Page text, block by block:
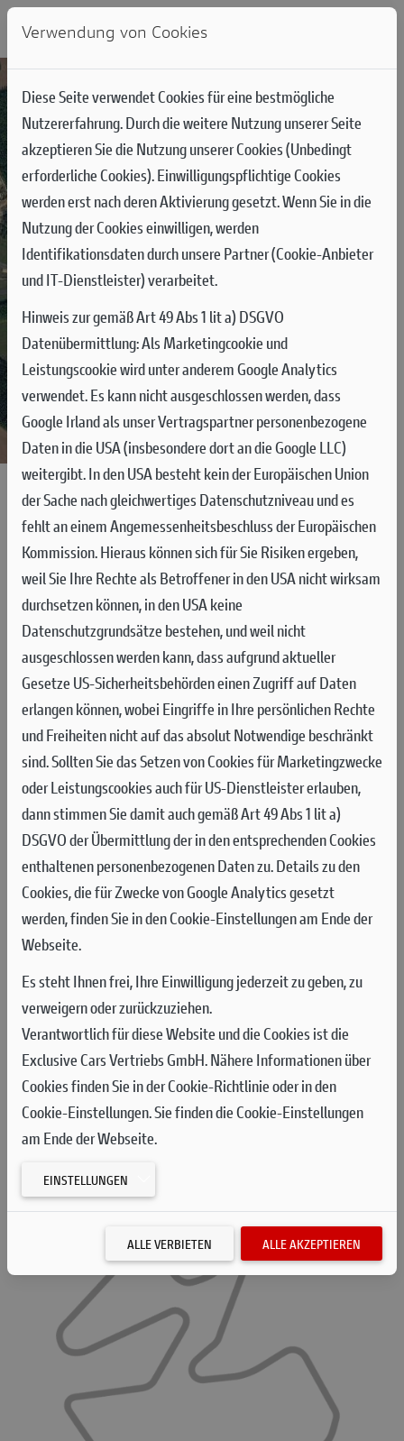
Kurzbefehle Kartendaten 200 m Nutzungsbedingungen
PANNONIARING - UNGARN
Der Pannonia-Ring ist etwa 130 Kilometer südöstlich von
Wien und 50 Kilometer vom Balaton (Plattensee) entfernt
und die meist besuchte Rennstrecke der österreichischen
Motorsportler. Die Region ist bekannt für ihre sanften Hügel,
weiten Felder und traditionellen Dörfer, die typisch für das
westungarische Landschaftsbild sind. Die erste
Herausforderung für Fahrer und Besucher ist die korrekte
Aussprache des Ortsnamens, in dem die Strecke 1996
angesiedelt wurde: Ostffyasszonyfa.
Trotz der ländlichen Lage ist die Strecke verkehrstechnisch gut
angebunden, insbesondere für Besucher aus Österreich, der
Slowakei oder Slowenien. Viele Fans kombinieren ihren
Aufenthalt am Pannonia-Ring mit einem Abstecher zum
Balaton, dem größten Binnensee Mitteleuropas, der nur etwa
eine Autostunde entfernt liegt und zahlreiche
Freizeitmöglichkeiten wie Baden, Segeln oder
Weinverkostungen bietet.
In der Umgebung des Rings findet sich auch das nahegelegene
Sárvár mit seinem Thermalbad, das Erholung und
Entspannung nach einem Motorsport-Event bietet.
Verwendung von Cookies
Diese Seite verwendet Cookies für eine bestmögliche
Nutzererfahrung. Durch die weitere Nutzung unserer Seite
akzeptieren Sie die Nutzung unserer Cookies (Unbedingt
erforderliche Cookies). Einwilligungspflichtige Cookies
werden erst nach deren Aktivierung gesetzt. Wenn Sie in die
Nutzung der Cookies einwilligen, werden
Identifikationsdaten durch unsere Partner (Cookie-Anbieter
und IT-Dienstleister) verarbeitet.
Hinweis zur gemäß Art 49 Abs 1 lit a) DSGVO
Datenübermittlung:Als Marketingcookie und
Leistungscookie wird unter anderem Google Analytics
verwendet. Es kann nicht ausgeschlossen werden, dass
Google Irland als unser Vertragspartner personenbezogene
Daten in die USA (insbesondere dort an die Google LLC)
weitergibt. In den USA besteht kein der Europäischen Union
der Sache nach gleichwertiges Datenschutzniveau und es
fehlt an einem Angemessenheitsbeschluss der Europäischen
Kommission. Hieraus können sich für Sie Risiken ergeben,
weil Sie Ihre Rechte als Betroffener in den USA nicht wirksam
durchsetzen können, in den USA keine
Datenschutzgrundsätze bestehen, und weil nicht
ausgeschlossen werden kann, dass aufgrund aktueller
Gesetze US-Sicherheitsbehörden einen Zugriff auf Daten
erlangen können, wobei Eingriffe in Ihre persönlichen Rechte
und Freiheiten nicht auf das absolut Notwendige beschränkt
sind.Sollten Sie das Setzen von Cookies für Marketingzwecke
oder Leistungscookies auch für US-Dienstleister erlauben,
dann stimmen Sie damit auch gemäß Art 49 Abs 1 lit a)
DSGVO der Übermittlung der in den entsprechenden Cookies
enthaltenen personenbezogenen Daten zu. Details zu den
Cookies, die für Zwecke von Google Analytics gesetzt
werden, finden Sie in den Cookie-Einstellungen am Ende der
Webseite.
Es steht Ihnen frei, Ihre Einwilligung jederzeit zu geben, zu
verweigern oder zurückzuziehen.
Verantwortlich für diese Website und die Cookies ist die
Exclusive Cars Vertriebs GmbH. Nähere Informationen über
Cookies finden Sie in der Cookie-Richtlinie oder in den
Cookie-Einstellungen. Sie finden die Cookie-Einstellungen
am Ende der Webseite.
EINSTELLUNGEN
ALLE VERBIETEN ALLE AKZEPTIEREN